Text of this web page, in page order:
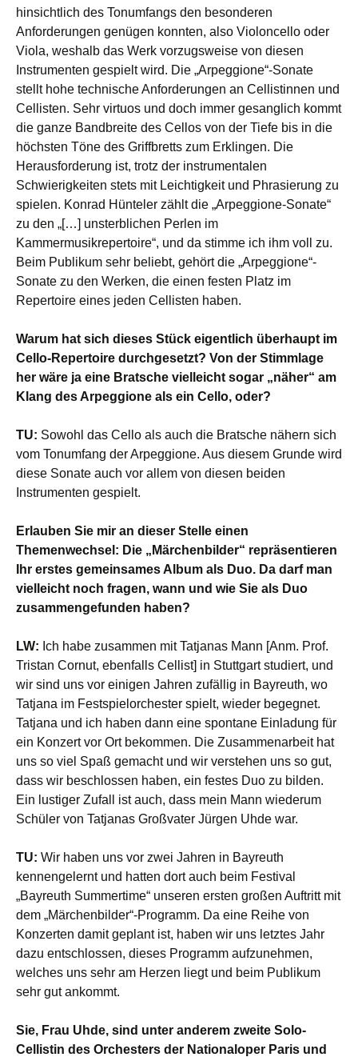
hinsichtlich des Tonumfangs den besonderen
Anforderungen genügen konnten, also Violoncello oder
Viola, weshalb das Werk vorzugsweise von diesen
Instrumenten gespielt wird. Die „Arpeggione“-Sonate
stellt hohe technische Anforderungen an Cellistinnen und
Cellisten. Sehr virtuos und doch immer gesanglich kommt
die ganze Bandbreite des Cellos von der Tiefe bis in die
höchsten Töne des Griffbretts zum Erklingen. Die
Herausforderung ist, trotz der instrumentalen
Schwierigkeiten stets mit Leichtigkeit und Phrasierung zu
spielen. Konrad Hünteler zählt die „Arpeggione-Sonate“
zu den „[…] unsterblichen Perlen im
Kammermusikrepertoire“, und da stimme ich ihm voll zu.
Beim Publikum sehr beliebt, gehört die „Arpeggione“-
Sonate zu den Werken, die einen festen Platz im
Repertoire eines jeden Cellisten haben.
Warum hat sich dieses Stück eigentlich überhaupt im
Cello-Repertoire durchgesetzt? Von der Stimmlage
her wäre ja eine Bratsche vielleicht sogar „näher“ am
Klang des Arpeggione als ein Cello, oder?
TU: Sowohl das Cello als auch die Bratsche nähern sich
vom Tonumfang der Arpeggione. Aus diesem Grunde wird
diese Sonate auch vor allem von diesen beiden
Instrumenten gespielt.
Erlauben Sie mir an dieser Stelle einen
Themenwechsel: Die „Märchenbilder“ repräsentieren
Ihr erstes gemeinsames Album als Duo. Da darf man
vielleicht noch fragen, wann und wie Sie als Duo
zusammengefunden haben?
LW: Ich habe zusammen mit Tatjanas Mann [Anm. Prof.
Tristan Cornut, ebenfalls Cellist] in Stuttgart studiert, und
wir sind uns vor einigen Jahren zufällig in Bayreuth, wo
Tatjana im Festspielorchester spielt, wieder begegnet.
Tatjana und ich haben dann eine spontane Einladung für
ein Konzert vor Ort bekommen. Die Zusammenarbeit hat
uns so viel Spaß gemacht und wir verstehen uns so gut,
dass wir beschlossen haben, ein festes Duo zu bilden.
Ein lustiger Zufall ist auch, dass mein Mann wiederum
Schüler von Tatjanas Großvater Jürgen Uhde war.
TU: Wir haben uns vor zwei Jahren in Bayreuth
kennengelernt und hatten dort auch beim Festival
„Bayreuth Summertime“ unseren ersten großen Auftritt mit
dem „Märchenbilder“-Programm. Da eine Reihe von
Konzerten damit geplant ist, haben wir uns letztes Jahr
dazu entschlossen, dieses Programm aufzunehmen,
welches uns sehr am Herzen liegt und beim Publikum
sehr gut ankommt.
Sie, Frau Uhde, sind unter anderem zweite Solo-
Cellistin des Orchesters der Nationaloper Paris und